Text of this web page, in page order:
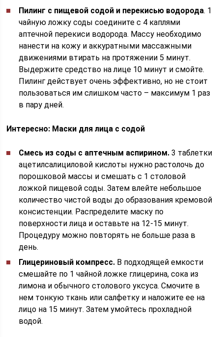
Пилинг с пищевой содой и перекисью водорода. 1
чайную ложку соды соедините с 4 каплями
аптечной перекиси водорода. Массу необходимо
нанести на кожу и аккуратными массажными
движениями втирать на протяжении 5 минут.
Выдержите средство на лице 10 минут и смойте.
Пилинг действует очень эффективно, но не стоит
пользоваться им слишком часто – максимум 1 раз
в пару дней.
Интересно: Маски для лица с содой
Смесь из соды с аптечным аспирином.3 таблетки
ацетилсалициловой кислоты нужно растолочь до
порошковой массы и смешать с 1 столовой
ложкой пищевой соды. Затем влейте небольшое
количество чистой воды до образования кремовой
консистенции. Распределите маску по
поверхности лица и оставьте на 12-15 минут.
Процедуру можно повторять не больше раза в
день.
Глицериновый компресс. В подходящей емкости
смешайте по 1 чайной ложке глицерина, сока из
лимона и обычного столового уксуса. Смочите в
нем тонкую ткань или салфетку и наложите ее на
лицо на 15 минут. Затем умойтесь прохладной
водой.